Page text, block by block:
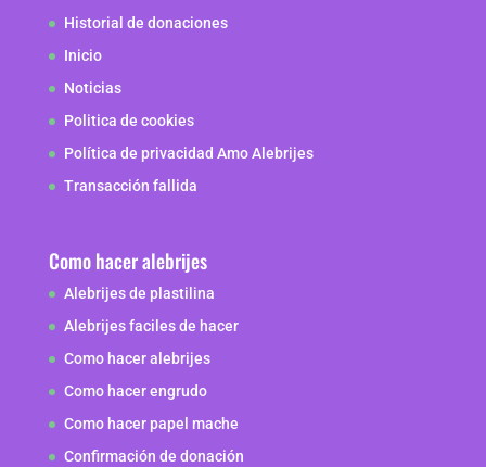
Historial de donaciones
Inicio
Noticias
Politica de cookies
Política de privacidad Amo Alebrijes
Transacción fallida
Como hacer alebrijes
Alebrijes de plastilina
Alebrijes faciles de hacer
Como hacer alebrijes
Como hacer engrudo
Como hacer papel mache
Confirmación de donación